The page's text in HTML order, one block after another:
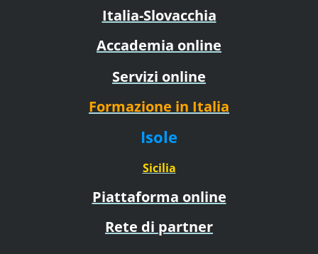
Italia-Slovacchia
Accademia online
Servizi online
Formazione in Italia
Isole
Sicilia
Piattaforma online
Rete di partner